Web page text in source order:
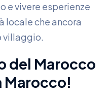
e vivere esperienze
locale che ancora
villaggio.
del Marocco
!